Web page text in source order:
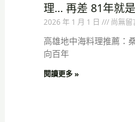
理… 再差 81年就是
2026 年 1 月 1 日 尚無留
高雄地中海料理推薦：
向百年
閱讀更多 »